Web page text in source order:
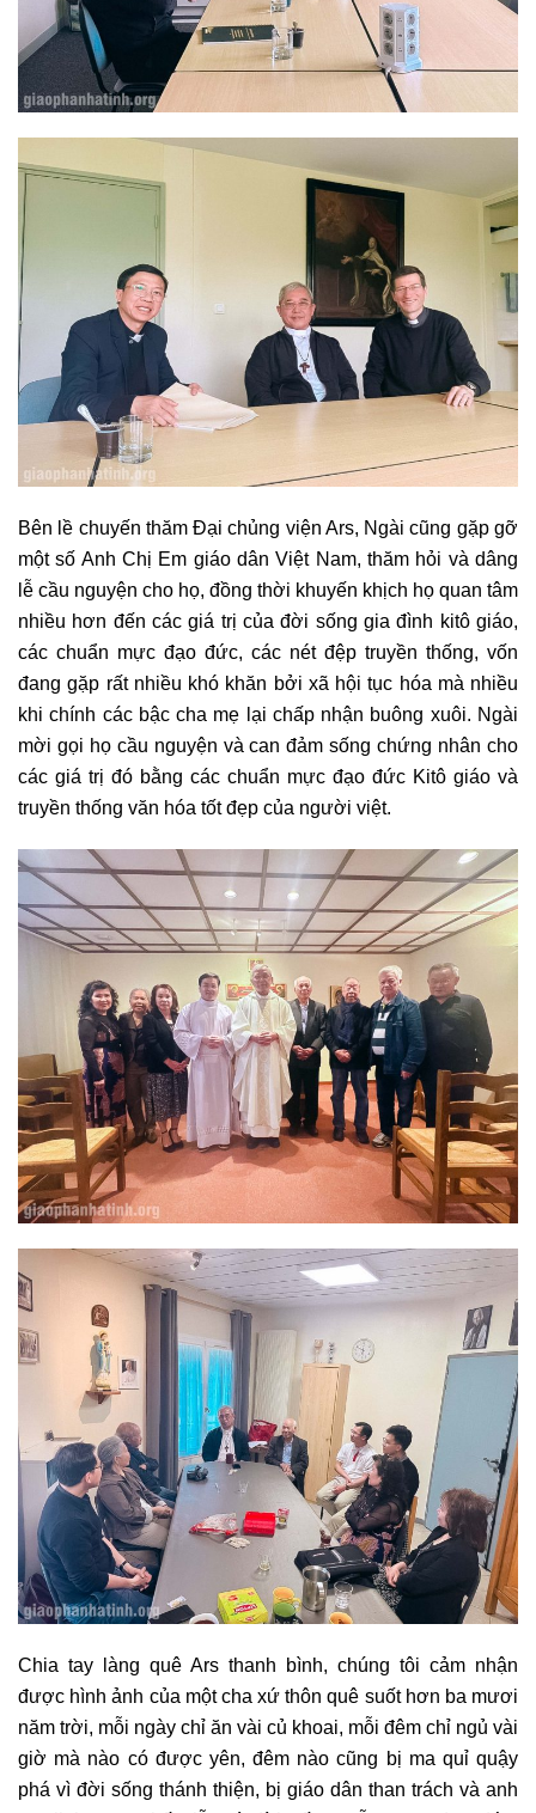
Bên lề chuyến thăm Đại chủng viện Ars, Ngài cũng gặp gỡ
một số Anh Chị Em giáo dân Việt Nam, thăm hỏi và dâng
lễ cầu nguyện cho họ, đồng thời khuyến khịch họ quan tâm
nhiều hơn đến các giá trị của đời sống gia đình kitô giáo,
các chuẩn mực đạo đức, các nét đệp truyền thống, vốn
đang gặp rất nhiều khó khăn bởi xã hội tục hóa mà nhiều
khi chính các bậc cha mẹ lại chấp nhận buông xuôi. Ngài
mời gọi họ cầu nguyện và can đảm sống chứng nhân cho
các giá trị đó bằng các chuẩn mực đạo đức Kitô giáo và
truyền thống văn hóa tốt đẹp của người việt.
Chia tay làng quê Ars thanh bình, chúng tôi cảm nhận
được hình ảnh của một cha xứ thôn quê suốt hơn ba mươi
năm trời, mỗi ngày chỉ ăn vài củ khoai, mỗi đêm chỉ ngủ vài
giờ mà nào có được yên, đêm nào cũng bị ma quỉ quậy
phá vì đời sống thánh thiện, bị giáo dân than trách và anh